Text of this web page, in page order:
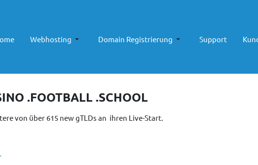
Webhosting Domain Registrierung Support
.FOOTBALL .SCHOOL
von über 615 new gTLDs an ihren Live-Start.